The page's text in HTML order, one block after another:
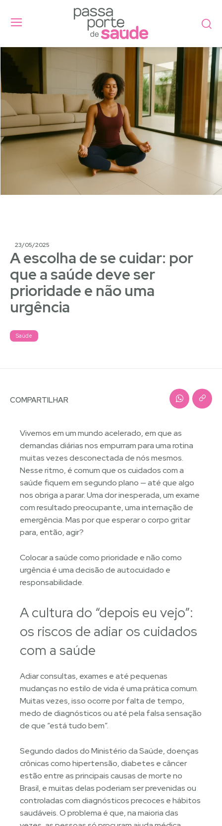
23/05/2025
A escolha de se cuidar: por
que a saúde deve ser
prioridade e não uma
urgência
Saúde
COMPARTILHAR
Vivemos em um mundo acelerado, em que as
demandas diárias nos empurram para uma rotina
muitas vezes desconectada de nós mesmos.
Nesse ritmo, é comum que os cuidados com a
saúde fiquem em segundo plano — até que algo
nos obriga a parar. Uma dor inesperada, um exame
com resultado preocupante, uma internação de
emergência. Mas por que esperar o corpo gritar
para, então, agir?
Colocar a saúde como prioridade e não como
urgência é uma decisão de autocuidado e
responsabilidade.
A cultura do “depois eu vejo”:
os riscos de adiar os cuidados
com a saúde
Adiar consultas, exames e até pequenas
mudanças no estilo de vida é uma prática comum.
Muitas vezes, isso ocorre por falta de tempo,
medo de diagnósticos ou até pela falsa sensação
de que “está tudo bem”.
Segundo dados do Ministério da Saúde, doenças
crônicas como hipertensão, diabetes e câncer
estão entre as principais causas de morte no
Brasil, e muitas delas poderiam ser prevenidas ou
controladas com diagnósticos precoces e hábitos
saudáveis. O problema é que, na maioria das